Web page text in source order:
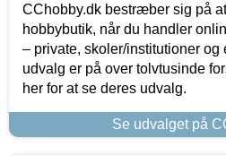
CChobby.dk bestræber sig på
hobbybutik, når du handler
– private, skoler/institutioner og
udvalg er på over tolvtusinde
her for at se deres udvalg.
Se udvalget på